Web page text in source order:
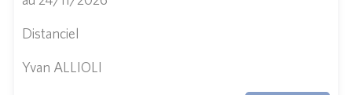
Distanciel
Yvan ALLIOLI